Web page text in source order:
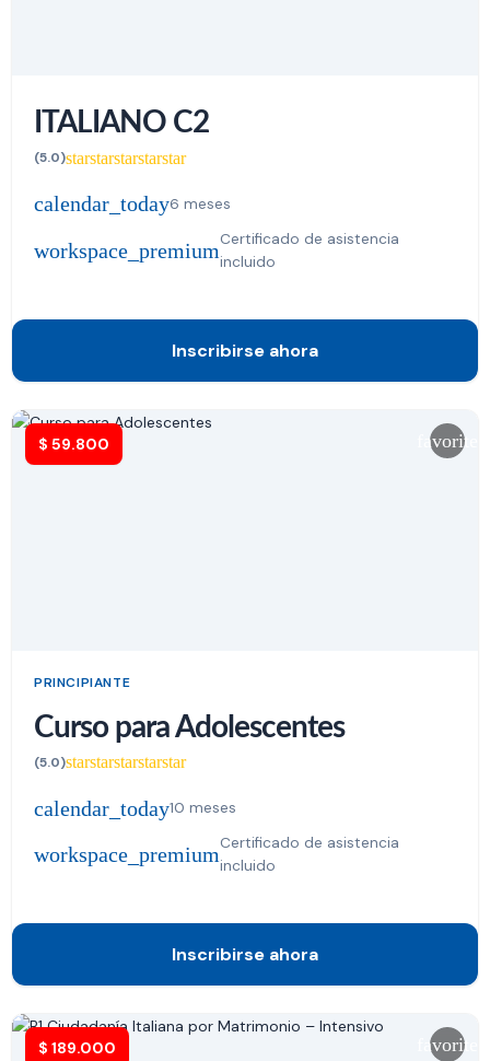
ITALIANO C2
(5.0)starstarstarstarstar
calendar_today6 meses
workspace_premiumCertificado de asistencia
incluido
Inscribirse ahora
$ 59.800 favorite
PRINCIPIANTE
Curso para Adolescentes
(5.0)starstarstarstarstar
calendar_today10 meses
workspace_premiumCertificado de asistencia
incluido
Inscribirse ahora
$ 189.000 favorite